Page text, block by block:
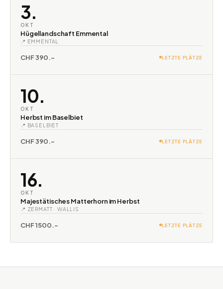
3.
OKT
Hügellandschaft Emmental
📍 EMMENTAL
CHF 390.– LETZTE PLÄTZE
10.
OKT
Herbst im Baselbiet
📍 BASELBIET
CHF 390.– LETZTE PLÄTZE
16.
OKT
Majestätisches Matterhorn im Herbst
📍 ZERMATT · WALLIS
CHF 1500.– LETZTE PLÄTZE